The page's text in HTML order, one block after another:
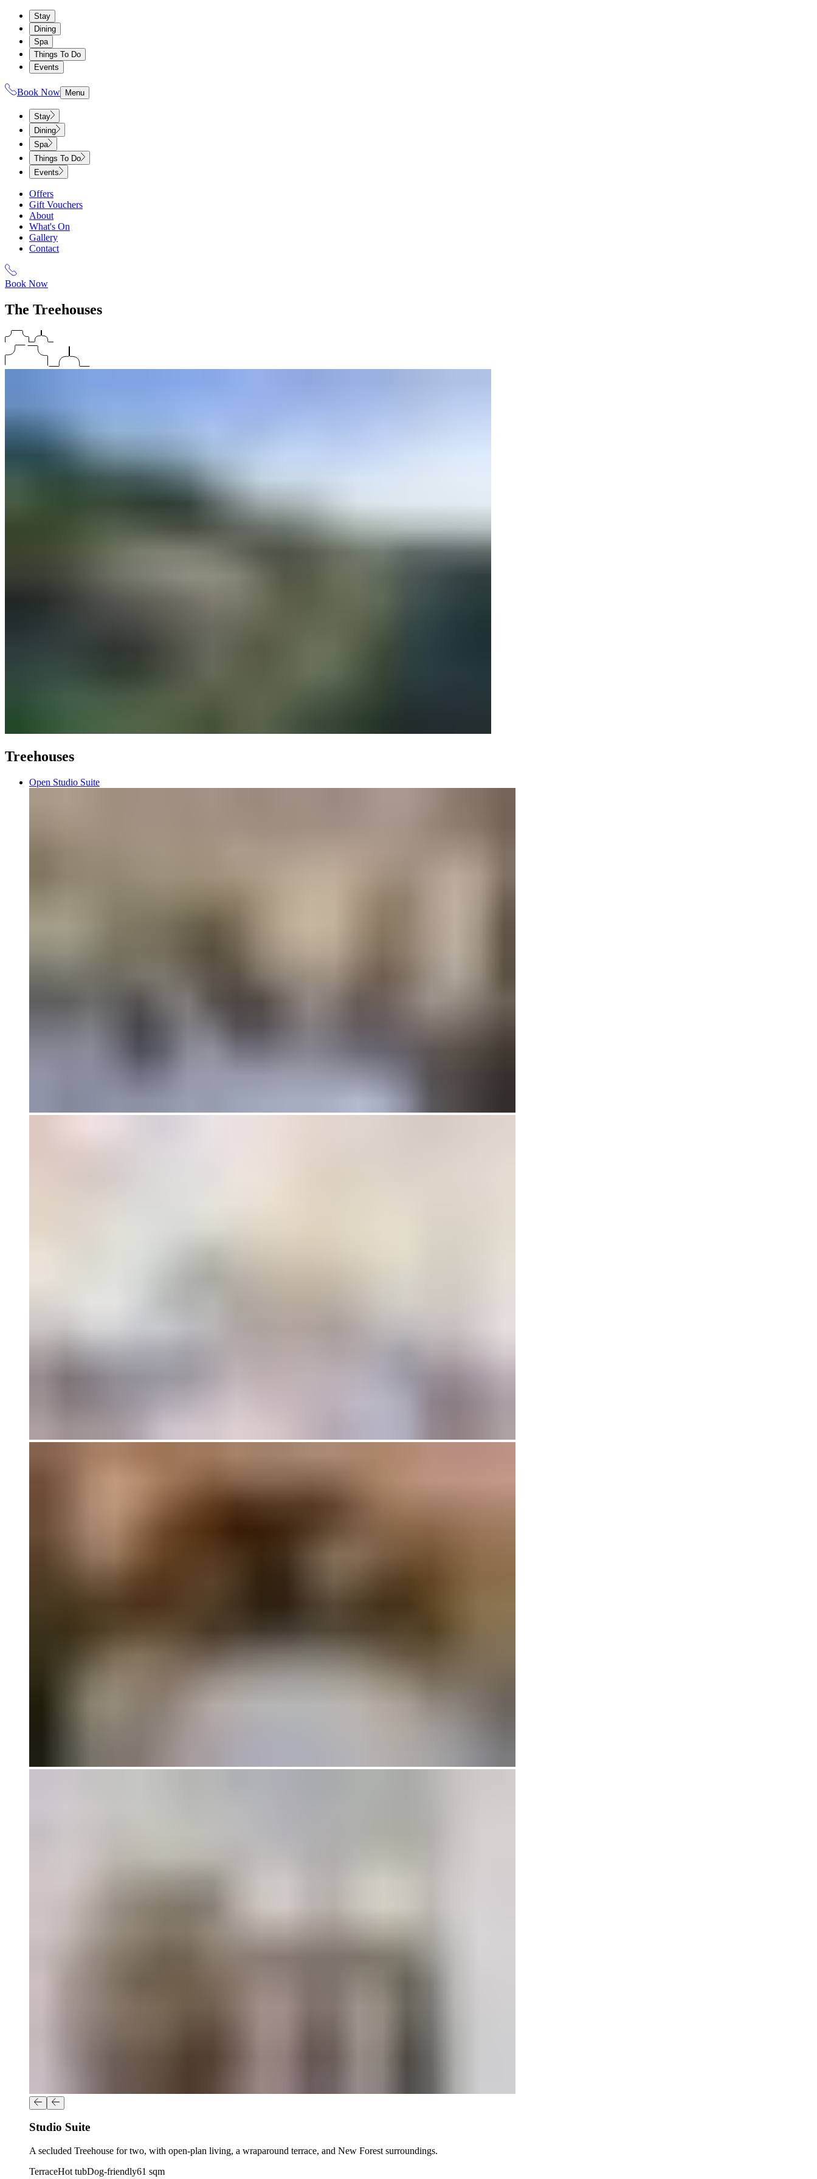
Stay
Dining
Spa
Things To Do
Events
Book Now Menu
Stay
Dining
Spa
Things To Do
Events
Offers
Gift Vouchers
About
What's On
Gallery
Contact
Book Now
The Treehouses​​​​‌ ‍ ​‍​‍‌‍ ‌ ​‍‌‍‍‌‌‍‌ ‌‍‍‌‌‍ ‍​‍​‍​ ‍‍​‍​‍‌ ​ ‌‍​‌‌‍ ‍‌‍‍‌‌ ‌​‌ ‍‌​‍ ‍‌‍‍‌‌‍ ​‍​‍​‍ ​​‍​‍‌‍‍​‌ ​‍‌‍‌‌‌‍‌‍​‍​‍​ ‍‍​‍​‍‌‍‍​‌ ‌​‌ ‌​‌ ​​‌ ​ ​ ‍‍​‍ ​‍ ‌‍ ​​‍ ‌‌‍​‌‌‍ ‍‌‍‌​​‍ ‌‌ ​‍​‍ ‌‌‍‍​‌‍ ‌ ‌​‌‍‌‌‌‍ ​‌ ​ ​‍ ‌‌ ​ ‌ ‌​‌ ‌‌‌‍‌​‌‍‍‌‌‍ ​‍ ‍‌ ‌‍‌‍‌‌‌ ​‍‌‍​ ‌‍‌‌‌‍ ​​‍ ‍‌‍​‌‌ ​​‌ ​​​‍ ‌‍‍‌‌‍ ‍‌ ‌​‌‍‌‌‌‍ ‍‌ ‌​​‍ ‌‍‌‌‌‍‌​‌‍‍‌‌ ‌​​‍ ‌‍ ‌‌‍ ‌‍‌​‌‍‌‌​ ‌‌ ​​‌ ​‍‌‍‌‌‌ ​ ‌‍‌‌‌‍ ‍‌ ‌​‌‍​‌‌ ‌​‌‍‍‌‌‍ ‌‍ ‍​ ‍ ‌‍‍‌‌‍‌​​ ‌​ ​‌‌‍‌‌‌‍‌​​ ‌‍‌‍‌‌‌‍‌​​ ‌​​ ​ ​‍ ‌​ ​​‌‍‌‍‌‍​‌​ ​​​‍ ‌​ ‌​​ ‌​​ ​‍​ ​‌​‍ ‌​ ‍​​ ​ ​ ‍​‌‍​ ​‍ ‌‌‍‌​​ ​ ‌‍​ ‌‍​‌​ ‌‍​ ‌​‌‍​‍‌‍‌​​ ‍‌​ ​‍​ ‌‍​ ​ ​ ‍ ‌ ‌​‌ ‍‌‌ ​​‌‍‌‌​ ‌‌‍‍​‌‍ ‌ ‌​‌‍‌‌‌‍ ​‌‌​ ‌‍‍‌‌ ‌​‌‍‌‌‌‌​​‌‍​‌‌‍‌ ‌‍‌‌​ ‍ ‌ ​​‌‍​‌‌ ‌​‌‍‍​​ ‌‌ ​​‌‍​‌‌‍‌ ‌‍‌‌‌​​‍‌ ‌‌‌‍‍‌‌‍ ​‌‍‌​‌‍‌‌‌ ​‍​‍‌‌​ ‌‌‌​​‍‌‌ ‌‍‍ ‌‍‌‌‌ ‍‌​‍‌‌​ ​ ‌​‌​​‍‌‌​ ​ ‌​‌​​‍‌‌​ ​‍​ ​‍‌‍‌‌​ ‌​​ ‍‌​ ​‍​ ‌‍‌‍‌‍​ ‌​​ ‌‍​ ‌‌​ ‌ ​ ​ ​ ‌ ​‍‌‌​ ​‍​ ​‍​‍‌‌​ ‌‌‌​‌​​‍ ‍‌‍‍​‌‍‌‌‌‍​‌‌‍‌​‌‍‍‌‌‍ ‍‌‍‌ ​ ‌‍​‍‌‍​‌‌ ​ ‌‍‌‌‌‌‌‌‌ ​‍‌‍ ​​ ‌‌‍‍​‌ ‌​‌ ‌​‌ ​​‌ ​ ​‍‌‌​ ​ ‌​​‌​‍‌‌​ ​‍‌​‌‍​‍‌‌​ ​‍‌​‌‍‌‍ ​​‍ ‌‌‍​‌‌‍ ‍‌‍‌​​‍ ‌‌ ​‍​‍ ‌‌‍‍​‌‍ ‌ ‌​‌‍‌‌‌‍ ​‌ ​ ​‍ ‌‌ ​ ‌ ‌​‌ ‌‌‌‍‌​‌‍‍‌‌‍ ​‍ ‍‌ ‌‍‌‍‌‌‌ ​‍‌‍​ ‌‍‌‌‌‍ ​​‍ ‍‌‍​‌‌ ​​‌ ​​​‍‌‍‌‍‍‌‌‍‌​​ ‌​ ​‌‌‍‌‌‌‍‌​​ ‌‍‌‍‌‌‌‍‌​​ ‌​​ ​ ​‍ ‌​ ​​‌‍‌‍‌‍​‌​ ​​​‍ ‌​ ‌​​ ‌​​ ​‍​ ​‌​‍ ‌​ ‍​​ ​ ​ ‍​‌‍​ ​‍ ‌‌‍‌​​ ​ ‌‍​ ‌‍​‌​ ‌‍​ ‌​‌‍​‍‌‍‌​​ ‍‌​ ​‍​ ‌‍​ ​ ​‍‌‍‌ ‌​‌ ‍‌‌ ​​‌‍‌‌​ ‌‌‍‍​‌‍ ‌ ‌​‌‍‌‌‌‍ ​‌‌​ ‌‍‍‌‌ ‌​‌‍‌‌‌‌​​‌‍​‌‌‍‌ ‌‍‌‌​‍‌‍‌ ​​‌‍​‌‌ ‌​‌‍‍​​ ‌‌ ​​‌‍​‌‌‍‌ ‌‍‌‌‌​​‍‌ ‌‌‌‍‍‌‌‍ ​‌‍‌​‌‍‌‌‌ ​‍​‍‌‌​ ‌‌‌​​‍‌‌ ‌‍‍ ‌‍‌‌‌ ‍‌​‍‌‌​ ​ ‌​‌​​‍‌‌​ ​ ‌​‌​​‍‌‌​ ​‍​ ​‍‌‍‌‌​ ‌​​ ‍‌​ ​‍​ ‌‍‌‍‌‍​ ‌​​ ‌‍​ ‌‌​ ‌ ​ ​ ​ ‌ ​‍‌‌​ ​‍​ ​‍​‍‌‌​ ‌‌‌​‌​​‍ ‍‌‍‍​‌‍‌‌‌‍​‌‌‍‌​‌‍‍‌‌‍ ‍‌‍‌ ​‍‌‍‌ ​​‌‍‌‌‌ ​‍‌ ​ ‌ ​​‌‍‌‌‌‍​ ‌ ‌​‌‍‍‌‌ ‌‍‌‍‌‌​ ‌‌ ​​‌ ‌‌‌‍​‍‌‍ ​‌‍‍‌‌ ​ ‌‍‍​‌‍‌‌‌‍‌​​‍​‍‌ ‌
Treehouses​​​​‌ ‍ ​‍​‍‌‍ ‌ ​‍‌‍‍‌‌‍‌ ‌‍‍‌‌‍ ‍​‍​‍​ ‍‍​‍​‍‌ ​ ‌‍​‌‌‍ ‍‌‍‍‌‌ ‌​‌ ‍‌​‍ ‍‌‍‍‌‌‍ ​‍​‍​‍ ​​‍​‍‌‍‍​‌ ​‍‌‍‌‌‌‍‌‍​‍​‍​ ‍‍​‍​‍‌‍‍​‌ ‌​‌ ‌​‌ ​​‌ ​ ​ ‍‍​‍ ​‍ ‌‍ ​​‍ ‌‌‍​‌‌‍ ‍‌‍‌​​‍ ‌‌ ​‍​‍ ‌‌‍‍​‌‍ ‌ ‌​‌‍‌‌‌‍ ​‌ ​ ​‍ ‌‌ ​ ‌ ‌​‌ ‌‌‌‍‌​‌‍‍‌‌‍ ​‍ ‍‌ ‌‍‌‍‌‌‌ ​‍‌‍​ ‌‍‌‌‌‍ ​​‍ ‍‌‍​‌‌ ​​‌ ​​​‍ ‌‍‍‌‌‍ ‍‌ ‌​‌‍‌‌‌‍ ‍‌ ‌​​‍ ‌‍‌‌‌‍‌​‌‍‍‌‌ ‌​​‍ ‌‍ ‌‌‍ ‌‍‌​‌‍‌‌​ ‌‌ ​​‌ ​‍‌‍‌‌‌ ​ ‌‍‌‌‌‍ ‍‌ ‌​‌‍​‌‌ ‌​‌‍‍‌‌‍ ‌‍ ‍​ ‍ ‌‍‍‌‌‍‌​​ ‌​ ​‌‌‍‌‌‌‍‌​​ ‌‍‌‍‌‌‌‍‌​​ ‌​​ ​ ​‍ ‌​ ​​‌‍‌‍‌‍​‌​ ​​​‍ ‌​ ‌​​ ‌​​ ​‍​ ​‌​‍ ‌​ ‍​​ ​ ​ ‍​‌‍​ ​‍ ‌‌‍‌​​ ​ ‌‍​ ‌‍​‌​ ‌‍​ ‌​‌‍​‍‌‍‌​​ ‍‌​ ​‍​ ‌‍​ ​ ​ ‍ ‌ ‌​‌ ‍‌‌ ​​‌‍‌‌​ ‌‌‍‍​‌‍ ‌ ‌​‌‍‌‌‌‍ ​‌‌​ ‌‍‍‌‌ ‌​‌‍‌‌‌‌​​‌‍​‌‌‍‌ ‌‍‌‌​ ‍ ‌ ​​‌‍​‌‌ ‌​‌‍‍​​ ‌‌ ​​‌‍​‌‌‍‌ ‌‍‌‌‌​​‍‌ ‌‌‌‍‍‌‌‍ ​‌‍‌​‌‍‌‌‌ ​‍​‍‌‌​ ‌‌‌​​‍‌‌ ‌‍‍ ‌‍‌‌‌ ‍‌​‍‌‌​ ​ ‌​‌​​‍‌‌​ ​ ‌​‌​​‍‌‌​ ​‍​ ​‍​ ​​​ ‌​​ ‌ ​ ‌ ​ ‌‌​ ‍‌​ ​‌‌‍‌‍‌‍​‍​ ‌​​ ‌‍‌‍‌‌​‍‌‌​ ​‍​ ​‍​‍‌‌​ ‌‌‌​‌​​‍ ‍‌ ​ ‌‍‌‌‌‍​ ‌ ‌​‌‍‍‌‌‍ ‌‍ ‍‌ ​ ​‍‌‌​ ‌‌‌​​‍‌‌ ‌‍‍ ‌‍‌‌‌ ‍‌​‍‌‌​ ​ ‌​‌​​‍‌‌​ ​ ‌​‌​​‍‌‌​ ​‍​ ​‍‌‍‌‌‌‍​‌‌‍‌​‌‍‌‌‌‍‌​​ ​​​ ‌​​ ‌ ​ ‌‌​ ​‍‌‍‌​‌‍​‍​‍‌‌​ ​‍​ ​‍​‍‌‌​ ‌‌‌​‌​​‍ ‍‌ ​ ‌‍‌‌‌‍​ ‌ ‌​‌‍‍‌‌‍ ‌‍ ‍‌‌‌​‌‍‍‌‌ ‌​‌‍ ​‌‍‌‌​ ‌‍​‍‌‍​‌‌ ​ ‌‍‌‌‌‌‌‌‌ ​‍‌‍ ​​ ‌‌‍‍​‌ ‌​‌ ‌​‌ ​​‌ ​ ​‍‌‌​ ​ ‌​​‌​‍‌‌​ ​‍‌​‌‍​‍‌‌​ ​‍‌​‌‍‌‍ ​​‍ ‌‌‍​‌‌‍ ‍‌‍‌​​‍ ‌‌ ​‍​‍ ‌‌‍‍​‌‍ ‌ ‌​‌‍‌‌‌‍ ​‌ ​ ​‍ ‌‌ ​ ‌ ‌​‌ ‌‌‌‍‌​‌‍‍‌‌‍ ​‍ ‍‌ ‌‍‌‍‌‌‌ ​‍‌‍​ ‌‍‌‌‌‍ ​​‍ ‍‌‍​‌‌ ​​‌ ​​​‍‌‍‌‍‍‌‌‍‌​​ ‌​ ​‌‌‍‌‌‌‍‌​​ ‌‍‌‍‌‌‌‍‌​​ ‌​​ ​ ​‍ ‌​ ​​‌‍‌‍‌‍​‌​ ​​​‍ ‌​ ‌​​ ‌​​ ​‍​ ​‌​‍ ‌​ ‍​​ ​ ​ ‍​‌‍​ ​‍ ‌‌‍‌​​ ​ ‌‍​ ‌‍​‌​ ‌‍​ ‌​‌‍​‍‌‍‌​​ ‍‌​ ​‍​ ‌‍​ ​ ​‍‌‍‌ ‌​‌ ‍‌‌ ​​‌‍‌‌​ ‌‌‍‍​‌‍ ‌ ‌​‌‍‌‌‌‍ ​‌‌​ ‌‍‍‌‌ ‌​‌‍‌‌‌‌​​‌‍​‌‌‍‌ ‌‍‌‌​‍‌‍‌ ​​‌‍​‌‌ ‌​‌‍‍​​ ‌‌ ​​‌‍​‌‌‍‌ ‌‍‌‌‌​​‍‌ ‌‌‌‍‍‌‌‍ ​‌‍‌​‌‍‌‌‌ ​‍​‍‌‌​ ‌‌‌​​‍‌‌ ‌‍‍ ‌‍‌‌‌ ‍‌​‍‌‌​ ​ ‌​‌​​‍‌‌​ ​ ‌​‌​​‍‌‌​ ​‍​ ​‍​ ​​​ ‌​​ ‌ ​ ‌ ​ ‌‌​ ‍‌​ ​‌‌‍‌‍‌‍​‍​ ‌​​ ‌‍‌‍‌‌​‍‌‌​ ​‍​ ​‍​‍‌‌​ ‌‌‌​‌​​‍ ‍‌ ​ ‌‍‌‌‌‍​ ‌ ‌​‌‍‍‌‌‍ ‌‍ ‍‌ ​ ​‍‌‌​ ‌‌‌​​‍‌‌ ‌‍‍ ‌‍‌‌‌ ‍‌​‍‌‌​ ​ ‌​‌​​‍‌‌​ ​ ‌​‌​​‍‌‌​ ​‍​ ​‍‌‍‌‌‌‍​‌‌‍‌​‌‍‌‌‌‍‌​​ ​​​ ‌​​ ‌ ​ ‌‌​ ​‍‌‍‌​‌‍​‍​‍‌‌​ ​‍​ ​‍​‍‌‌​ ‌‌‌​‌​​‍ ‍‌ ​ ‌‍‌‌‌‍​ ‌ ‌​‌‍‍‌‌‍ ‌‍ ‍‌‌‌​‌‍‍‌‌ ‌​‌‍ ​‌‍‌‌​‍‌‍‌ ​​‌‍‌‌‌ ​‍‌ ​ ‌ ​​‌‍‌‌‌‍​ ‌ ‌​‌‍‍‌‌ ‌‍‌‍‌‌​ ‌‌ ​​‌ ‌‌‌‍​‍‌‍ ​‌‍‍‌‌ ​ ‌‍‍​‌‍‌‌‌‍‌​​‍​‍‌ ‌
Open Studio Suite
Studio Suite​​​​‌ ‍ ​‍​‍‌‍ ‌ ​‍‌‍‍‌‌‍‌ ‌‍‍‌‌‍ ‍​‍​‍​ ‍‍​‍​‍‌ ​ ‌‍​‌‌‍ ‍‌‍‍‌‌ ‌​‌ ‍‌​‍ ‍‌‍‍‌‌‍ ​‍​‍​‍ ​​‍​‍‌‍‍​‌ ​‍‌‍‌‌‌‍‌‍​‍​‍​ ‍‍​‍​‍‌‍‍​‌ ‌​‌ ‌​‌ ​​‌ ​ ​ ‍‍​‍ ​‍ ‌‍ ​​‍ ‌‌‍​‌‌‍ ‍‌‍‌​​‍ ‌‌ ​‍​‍ ‌‌‍‍​‌‍ ‌ ‌​‌‍‌‌‌‍ ​‌ ​ ​‍ ‌‌ ​ ‌ ‌​‌ ‌‌‌‍‌​‌‍‍‌‌‍ ​‍ ‍‌ ‌‍‌‍‌‌‌ ​‍‌‍​ ‌‍‌‌‌‍ ​​‍ ‍‌‍​‌‌ ​​‌ ​​​‍ ‌‍‍‌‌‍ ‍‌ ‌​‌‍‌‌‌‍ ‍‌ ‌​​‍ ‌‍‌‌‌‍‌​‌‍‍‌‌ ‌​​‍ ‌‍ ‌‌‍ ‌‍‌​‌‍‌‌​ ‌‌ ​​‌ ​‍‌‍‌‌‌ ​ ‌‍‌‌‌‍ ‍‌ ‌​‌‍​‌‌ ‌​‌‍‍‌‌‍ ‌‍ ‍​ ‍ ‌‍‍‌‌‍‌​​ ‌​ ​ ​ ‌‍​ ​​‌‍‌‌‌‍​‍​ ‍​‌‍‌​​ ​ ​‍ ‌​ ‍​‌‍‌​‌‍‌‍‌‍​‍​‍ ‌​ ‌​​ ‌‍‌‍​‍‌‍‌‍​‍ ‌‌‍​‍‌‍​‌​ ‍​​ ​​​‍ ‌​ ‌‌​ ‌ ‌‍‌‌‌‍​ ​ ‌​‌‍​ ​ ​‌​ ‌‍​ ​ ‌‍‌‍​ ​‌‌‍‌‍​ ‍ ‌ ‌​‌ ‍‌‌ ​​‌‍‌‌​ ‌‌‍‍​‌‍ ‌ ‌​‌‍‌‌‌‍ ​‌‌​‍‌‍ ‌‍ ‌‍ ‌‌‌​ ‌ ‌‌‌‍‍‌‌ ‌​‌‍‌‌​ ‍ ‌ ​​‌‍​‌‌ ‌​‌‍‍​​ ‌‌ ‌​‌‍‍‌‌ ‌​‌‍ ​‌‍‌‌​ ‌‍​‍‌‍​‌‌ ​ ‌‍‌‌‌‌‌‌‌ ​‍‌‍ ​​ ‌‌‍‍​‌ ‌​‌ ‌​‌ ​​‌ ​ ​‍‌‌​ ​ ‌​​‌​‍‌‌​ ​‍‌​‌‍​‍‌‌​ ​‍‌​‌‍‌‍ ​​‍ ‌‌‍​‌‌‍ ‍‌‍‌​​‍ ‌‌ ​‍​‍ ‌‌‍‍​‌‍ ‌ ‌​‌‍‌‌‌‍ ​‌ ​ ​‍ ‌‌ ​ ‌ ‌​‌ ‌‌‌‍‌​‌‍‍‌‌‍ ​‍ ‍‌ ‌‍‌‍‌‌‌ ​‍‌‍​ ‌‍‌‌‌‍ ​​‍ ‍‌‍​‌‌ ​​‌ ​​​‍‌‍‌‍‍‌‌‍‌​​ ‌​ ​ ​ ‌‍​ ​​‌‍‌‌‌‍​‍​ ‍​‌‍‌​​ ​ ​‍ ‌​ ‍​‌‍‌​‌‍‌‍‌‍​‍​‍ ‌​ ‌​​ ‌‍‌‍​‍‌‍‌‍​‍ ‌‌‍​‍‌‍​‌​ ‍​​ ​​​‍ ‌​ ‌‌​ ‌ ‌‍‌‌‌‍​ ​ ‌​‌‍​ ​ ​‌​ ‌‍​ ​ ‌‍‌‍​ ​‌‌‍‌‍​‍‌‍‌ ‌​‌ ‍‌‌ ​​‌‍‌‌​ ‌‌‍‍​‌‍ ‌ ‌​‌‍‌‌‌‍ ​‌‌​‍‌‍ ‌‍ ‌‍ ‌‌‌​ ‌ ‌‌‌‍‍‌‌ ‌​‌‍‌‌​‍‌‍‌ ​​‌‍​‌‌ ‌​‌‍‍​​ ‌‌ ‌​‌‍‍‌‌ ‌​‌‍ ​‌‍‌‌​‍‌‍‌ ​​‌‍‌‌‌ ​‍‌ ​ ‌ ​​‌‍‌‌‌‍​ ‌ ‌​‌‍‍‌‌ ‌‍‌‍‌‌​ ‌‌ ​​‌ ‌‌‌‍​‍‌‍ ​‌‍‍‌‌ ​ ‌‍‍​‌‍‌‌‌‍‌​​‍​‍‌ ‌
A secluded Treehouse for two, with open-plan living, a wraparound terrace, and New Forest surroundings.​​​​‌ ‍ ​‍​‍‌‍ ‌ ​‍‌‍‍‌‌‍‌ ‌‍‍‌‌‍ ‍​‍​‍​ ‍‍​‍​‍‌ ​ ‌‍​‌‌‍ ‍‌‍‍‌‌ ‌​‌ ‍‌​‍ ‍‌‍‍‌‌‍ ​‍​‍​‍ ​​‍​‍‌‍‍​‌ ​‍‌‍‌‌‌‍‌‍​‍​‍​ ‍‍​‍​‍‌‍‍​‌ ‌​‌ ‌​‌ ​​‌ ​ ​ ‍‍​‍ ​‍ ‌‍ ​​‍ ‌‌‍​‌‌‍ ‍‌‍‌​​‍ ‌‌ ​‍​‍ ‌‌‍‍​‌‍ ‌ ‌​‌‍‌‌‌‍ ​‌ ​ ​‍ ‌‌ ​ ‌ ‌​‌ ‌‌‌‍‌​‌‍‍‌‌‍ ​‍ ‍‌ ‌‍‌‍‌‌‌ ​‍‌‍​ ‌‍‌‌‌‍ ​​‍ ‍‌‍​‌‌ ​​‌ ​​​‍ ‌‍‍‌‌‍ ‍‌ ‌​‌‍‌‌‌‍ ‍‌ ‌​​‍ ‌‍‌‌‌‍‌​‌‍‍‌‌ ‌​​‍ ‌‍ ‌‌‍ ‌‍‌​‌‍‌‌​ ‌‌ ​​‌ ​‍‌‍‌‌‌ ​ ‌‍‌‌‌‍ ‍‌ ‌​‌‍​‌‌ ‌​‌‍‍‌‌‍ ‌‍ ‍​ ‍ ‌‍‍‌‌‍‌​​ ‌​ ​ ​ ‌‍​ ​​‌‍‌‌‌‍​‍​ ‍​‌‍‌​​ ​ ​‍ ‌​ ‍​‌‍‌​‌‍‌‍‌‍​‍​‍ ‌​ ‌​​ ‌‍‌‍​‍‌‍‌‍​‍ ‌‌‍​‍‌‍​‌​ ‍​​ ​​​‍ ‌​ ‌‌​ ‌ ‌‍‌‌‌‍​ ​ ‌​‌‍​ ​ ​‌​ ‌‍​ ​ ‌‍‌‍​ ​‌‌‍‌‍​ ‍ ‌ ‌​‌ ‍‌‌ ​​‌‍‌‌​ ‌‌‍‍​‌‍ ‌ ‌​‌‍‌‌‌‍ ​‌‌​‍‌‍ ‌‍ ‌‍ ‌‌‌​ ‌ ‌‌‌‍‍‌‌ ‌​‌‍‌‌​ ‍ ‌ ​​‌‍​‌‌ ‌​‌‍‍​​ ‌‌‍‌‌‌ ‍​‌ ‌​‌ ​‍‌‍​‌‌‍​ ‌ ‌​​ ‌‍​‍‌‍​‌‌ ​ ‌‍‌‌‌‌‌‌‌ ​‍‌‍ ​​ ‌‌‍‍​‌ ‌​‌ ‌​‌ ​​‌ ​ ​‍‌‌​ ​ ‌​​‌​‍‌‌​ ​‍‌​‌‍​‍‌‌​ ​‍‌​‌‍‌‍ ​​‍ ‌‌‍​‌‌‍ ‍‌‍‌​​‍ ‌‌ ​‍​‍ ‌‌‍‍​‌‍ ‌ ‌​‌‍‌‌‌‍ ​‌ ​ ​‍ ‌‌ ​ ‌ ‌​‌ ‌‌‌‍‌​‌‍‍‌‌‍ ​‍ ‍‌ ‌‍‌‍‌‌‌ ​‍‌‍​ ‌‍‌‌‌‍ ​​‍ ‍‌‍​‌‌ ​​‌ ​​​‍‌‍‌‍‍‌‌‍‌​​ ‌​ ​ ​ ‌‍​ ​​‌‍‌‌‌‍​‍​ ‍​‌‍‌​​ ​ ​‍ ‌​ ‍​‌‍‌​‌‍‌‍‌‍​‍​‍ ‌​ ‌​​ ‌‍‌‍​‍‌‍‌‍​‍ ‌‌‍​‍‌‍​‌​ ‍​​ ​​​‍ ‌​ ‌‌​ ‌ ‌‍‌‌‌‍​ ​ ‌​‌‍​ ​ ​‌​ ‌‍​ ​ ‌‍‌‍​ ​‌‌‍‌‍​‍‌‍‌ ‌​‌ ‍‌‌ ​​‌‍‌‌​ ‌‌‍‍​‌‍ ‌ ‌​‌‍‌‌‌‍ ​‌‌​‍‌‍ ‌‍ ‌‍ ‌‌‌​ ‌ ‌‌‌‍‍‌‌ ‌​‌‍‌‌​‍‌‍‌ ​​‌‍​‌‌ ‌​‌‍‍​​ ‌‌‍‌‌‌ ‍​‌ ‌​‌ ​‍‌‍​‌‌‍​ ‌ ‌​​‍‌‍‌ ​​‌‍‌‌‌ ​‍‌ ​ ‌ ​​‌‍‌‌‌‍​ ‌ ‌​‌‍‍‌‌ ‌‍‌‍‌‌​ ‌‌ ​​‌ ‌‌‌‍​‍‌‍ ​‌‍‍‌‌ ​ ‌‍‍​‌‍‌‌‌‍‌​​‍​‍‌ ‌
Terrace​​​​‌ ‍ ​‍​‍‌‍ ‌ ​‍‌‍‍‌‌‍‌ ‌‍‍‌‌‍ ‍​‍​‍​ ‍‍​‍​‍‌ ​ ‌‍​‌‌‍ ‍‌‍‍‌‌ ‌​‌ ‍‌​‍ ‍‌‍‍‌‌‍ ​‍​‍​‍ ​​‍​‍‌‍‍​‌ ​‍‌‍‌‌‌‍‌‍​‍​‍​ ‍‍​‍​‍‌‍‍​‌ ‌​‌ ‌​‌ ​​‌ ​ ​ ‍‍​‍ ​‍ ‌‍ ​​‍ ‌‌‍​‌‌‍ ‍‌‍‌​​‍ ‌‌ ​‍​‍ ‌‌‍‍​‌‍ ‌ ‌​‌‍‌‌‌‍ ​‌ ​ ​‍ ‌‌ ​ ‌ ‌​‌ ‌‌‌‍‌​‌‍‍‌‌‍ ​‍ ‍‌ ‌‍‌‍‌‌‌ ​‍‌‍​ ‌‍‌‌‌‍ ​​‍ ‍‌‍​‌‌ ​​‌ ​​​‍ ‌‍‍‌‌‍ ‍‌ ‌​‌‍‌‌‌‍ ‍‌ ‌​​‍ ‌‍‌‌‌‍‌​‌‍‍‌‌ ‌​​‍ ‌‍ ‌‌‍ ‌‍‌​‌‍‌‌​ ‌‌ ​​‌ ​‍‌‍‌‌‌ ​ ‌‍‌‌‌‍ ‍‌ ‌​‌‍​‌‌ ‌​‌‍‍‌‌‍ ‌‍ ‍​ ‍ ‌‍‍‌‌‍‌​​ ‌​ ‌ ‌‍​‌‌‍‌​‌‍​‍​ ​ ​ ‌‍​ ​‍‌‍​ ​‍ ‌​ ​ ​ ‌‌​ ​‍​ ​ ​‍ ‌​ ‌​‌‍​‌​ ‌​​ ‌‌​‍ ‌​ ‍​‌‍​ ‌‍​ ​ ​‍​‍ ‌​ ‌‌‌‍​‍​ ​​​ ‍​​ ​ ​ ​‌​ ‍​​ ​ ‌‍​ ‌‍‌‌‌‍​‌​ ​‍​ ‍ ‌ ‌​‌ ‍‌‌ ​​‌‍‌‌​ ‌‌‍‍​‌‍ ‌ ‌​‌‍‌‌‌‍ ​‌‌​‍‌‍ ‌‍ ‌‍ ‌‌‌​ ‌ ‌‌‌‍‍‌‌ ‌​‌‍‌‌‌​​‌‌‍ ‌‌‍‌‌‌‍ ‍‌‍‍‌‌ ‌​‌ ‍‌​ ‍ ‌ ​​‌‍​‌‌ ‌​‌‍‍​​ ‌‌ ‌​‌‍‍‌‌ ‌​‌‍ ​‌‍‌‌​ ‌‍​‍‌‍​‌‌ ​ ‌‍‌‌‌‌‌‌‌ ​‍‌‍ ​​ ‌‌‍‍​‌ ‌​‌ ‌​‌ ​​‌ ​ ​‍‌‌​ ​ ‌​​‌​‍‌‌​ ​‍‌​‌‍​‍‌‌​ ​‍‌​‌‍‌‍ ​​‍ ‌‌‍​‌‌‍ ‍‌‍‌​​‍ ‌‌ ​‍​‍ ‌‌‍‍​‌‍ ‌ ‌​‌‍‌‌‌‍ ​‌ ​ ​‍ ‌‌ ​ ‌ ‌​‌ ‌‌‌‍‌​‌‍‍‌‌‍ ​‍ ‍‌ ‌‍‌‍‌‌‌ ​‍‌‍​ ‌‍‌‌‌‍ ​​‍ ‍‌‍​‌‌ ​​‌ ​​​‍‌‍‌‍‍‌‌‍‌​​ ‌​ ‌ ‌‍​‌‌‍‌​‌‍​‍​ ​ ​ ‌‍​ ​‍‌‍​ ​‍ ‌​ ​ ​ ‌‌​ ​‍​ ​ ​‍ ‌​ ‌​‌‍​‌​ ‌​​ ‌‌​‍ ‌​ ‍​‌‍​ ‌‍​ ​ ​‍​‍ ‌​ ‌‌‌‍​‍​ ​​​ ‍​​ ​ ​ ​‌​ ‍​​ ​ ‌‍​ ‌‍‌‌‌‍​‌​ ​‍​‍‌‍‌ ‌​‌ ‍‌‌ ​​‌‍‌‌​ ‌‌‍‍​‌‍ ‌ ‌​‌‍‌‌‌‍ ​‌‌​‍‌‍ ‌‍ ‌‍ ‌‌‌​ ‌ ‌‌‌‍‍‌‌ ‌​‌‍‌‌‌​​‌‌‍ ‌‌‍‌‌‌‍ ‍‌‍‍‌‌ ‌​‌ ‍‌​‍‌‍‌ ​​‌‍​‌‌ ‌​‌‍‍​​ ‌‌ ‌​‌‍‍‌‌ ‌​‌‍ ​‌‍‌‌​‍‌‍‌ ​​‌‍‌‌‌ ​‍‌ ​ ‌ ​​‌‍‌‌‌‍​ ‌ ‌​‌‍‍‌‌ ‌‍‌‍‌‌​ ‌‌ ​​‌ ‌‌‌‍​‍‌‍ ​‌‍‍‌‌ ​ ‌‍‍​‌‍‌‌‌‍‌​​‍​‍‌ ‌Hot tub​​​​‌ ‍ ​‍​‍‌‍ ‌ ​‍‌‍‍‌‌‍‌ ‌‍‍‌‌‍ ‍​‍​‍​ ‍‍​‍​‍‌ ​ ‌‍​‌‌‍ ‍‌‍‍‌‌ ‌​‌ ‍‌​‍ ‍‌‍‍‌‌‍ ​‍​‍​‍ ​​‍​‍‌‍‍​‌ ​‍‌‍‌‌‌‍‌‍​‍​‍​ ‍‍​‍​‍‌‍‍​‌ ‌​‌ ‌​‌ ​​‌ ​ ​ ‍‍​‍ ​‍ ‌‍ ​​‍ ‌‌‍​‌‌‍ ‍‌‍‌​​‍ ‌‌ ​‍​‍ ‌‌‍‍​‌‍ ‌ ‌​‌‍‌‌‌‍ ​‌ ​ ​‍ ‌‌ ​ ‌ ‌​‌ ‌‌‌‍‌​‌‍‍‌‌‍ ​‍ ‍‌ ‌‍‌‍‌‌‌ ​‍‌‍​ ‌‍‌‌‌‍ ​​‍ ‍‌‍​‌‌ ​​‌ ​​​‍ ‌‍‍‌‌‍ ‍‌ ‌​‌‍‌‌‌‍ ‍‌ ‌​​‍ ‌‍‌‌‌‍‌​‌‍‍‌‌ ‌​​‍ ‌‍ ‌‌‍ ‌‍‌​‌‍‌‌​ ‌‌ ​​‌ ​‍‌‍‌‌‌ ​ ‌‍‌‌‌‍ ‍‌ ‌​‌‍​‌‌ ‌​‌‍‍‌‌‍ ‌‍ ‍​ ‍ ‌‍‍‌‌‍‌​​ ‌‌‍‌‍‌‍​‌​ ​​‌‍​‌​ ‍​​ ​​​ ​ ​ ‍​​‍ ‌​ ‍‌‌‍​‍​ ​ ​ ​​​‍ ‌​ ‌​‌‍‌‌‌‍‌‍​ ‌‍​‍ ‌‌‍​‌‌‍‌‌​ ‌ ​ ​​​‍ ‌​ ‍‌‌‍​ ​ ​‌​ ‌ ‌‍‌‌​ ‍​​ ‍‌‌‍​ ‌‍​‌​ ‍​‌‍​ ​ ‌‌​ ‍ ‌ ‌​‌ ‍‌‌ ​​‌‍‌‌​ ‌‌‍‍​‌‍ ‌ ‌​‌‍‌‌‌‍ ​‌‌​‍‌‍ ‌‍ ‌‍ ‌‌‌​ ‌ ‌‌‌‍‍‌‌ ‌​‌‍‌‌‌​​‌‌‍ ‌‌‍‌‌‌‍ ‍‌‍‍‌‌ ‌​‌ ‍‌​ ‍ ‌ ​​‌‍​‌‌ ‌​‌‍‍​​ ‌‌ ‌​‌‍‍‌‌ ‌​‌‍ ​‌‍‌‌​ ‌‍​‍‌‍​‌‌ ​ ‌‍‌‌‌‌‌‌‌ ​‍‌‍ ​​ ‌‌‍‍​‌ ‌​‌ ‌​‌ ​​‌ ​ ​‍‌‌​ ​ ‌​​‌​‍‌‌​ ​‍‌​‌‍​‍‌‌​ ​‍‌​‌‍‌‍ ​​‍ ‌‌‍​‌‌‍ ‍‌‍‌​​‍ ‌‌ ​‍​‍ ‌‌‍‍​‌‍ ‌ ‌​‌‍‌‌‌‍ ​‌ ​ ​‍ ‌‌ ​ ‌ ‌​‌ ‌‌‌‍‌​‌‍‍‌‌‍ ​‍ ‍‌ ‌‍‌‍‌‌‌ ​‍‌‍​ ‌‍‌‌‌‍ ​​‍ ‍‌‍​‌‌ ​​‌ ​​​‍‌‍‌‍‍‌‌‍‌​​ ‌‌‍‌‍‌‍​‌​ ​​‌‍​‌​ ‍​​ ​​​ ​ ​ ‍​​‍ ‌​ ‍‌‌‍​‍​ ​ ​ ​​​‍ ‌​ ‌​‌‍‌‌‌‍‌‍​ ‌‍​‍ ‌‌‍​‌‌‍‌‌​ ‌ ​ ​​​‍ ‌​ ‍‌‌‍​ ​ ​‌​ ‌ ‌‍‌‌​ ‍​​ ‍‌‌‍​ ‌‍​‌​ ‍​‌‍​ ​ ‌‌​‍‌‍‌ ‌​‌ ‍‌‌ ​​‌‍‌‌​ ‌‌‍‍​‌‍ ‌ ‌​‌‍‌‌‌‍ ​‌‌​‍‌‍ ‌‍ ‌‍ ‌‌‌​ ‌ ‌‌‌‍‍‌‌ ‌​‌‍‌‌‌​​‌‌‍ ‌‌‍‌‌‌‍ ‍‌‍‍‌‌ ‌​‌ ‍‌​‍‌‍‌ ​​‌‍​‌‌ ‌​‌‍‍​​ ‌‌ ‌​‌‍‍‌‌ ‌​‌‍ ​‌‍‌‌​‍‌‍‌ ​​‌‍‌‌‌ ​‍‌ ​ ‌ ​​‌‍‌‌‌‍​ ‌ ‌​‌‍‍‌‌ ‌‍‌‍‌‌​ ‌‌ ​​‌ ‌‌‌‍​‍‌‍ ​‌‍‍‌‌ ​ ‌‍‍​‌‍‌‌‌‍‌​​‍​‍‌ ‌Dog-friendly​​​​‌ ‍ ​‍​‍‌‍ ‌ ​‍‌‍‍‌‌‍‌ ‌‍‍‌‌‍ ‍​‍​‍​ ‍‍​‍​‍‌ ​ ‌‍​‌‌‍ ‍‌‍‍‌‌ ‌​‌ ‍‌​‍ ‍‌‍‍‌‌‍ ​‍​‍​‍ ​​‍​‍‌‍‍​‌ ​‍‌‍‌‌‌‍‌‍​‍​‍​ ‍‍​‍​‍‌‍‍​‌ ‌​‌ ‌​‌ ​​‌ ​ ​ ‍‍​‍ ​‍ ‌‍ ​​‍ ‌‌‍​‌‌‍ ‍‌‍‌​​‍ ‌‌ ​‍​‍ ‌‌‍‍​‌‍ ‌ ‌​‌‍‌‌‌‍ ​‌ ​ ​‍ ‌‌ ​ ‌ ‌​‌ ‌‌‌‍‌​‌‍‍‌‌‍ ​‍ ‍‌ ‌‍‌‍‌‌‌ ​‍‌‍​ ‌‍‌‌‌‍ ​​‍ ‍‌‍​‌‌ ​​‌ ​​​‍ ‌‍‍‌‌‍ ‍‌ ‌​‌‍‌‌‌‍ ‍‌ ‌​​‍ ‌‍‌‌‌‍‌​‌‍‍‌‌ ‌​​‍ ‌‍ ‌‌‍ ‌‍‌​‌‍‌‌​ ‌‌ ​​‌ ​‍‌‍‌‌‌ ​ ‌‍‌‌‌‍ ‍‌ ‌​‌‍​‌‌ ‌​‌‍‍‌‌‍ ‌‍ ‍​ ‍ ‌‍‍‌‌‍‌​​ ‌​ ​​‌‍‌‍​ ‌​​ ​ ‌‍​‍​ ‍​​ ​ ​ ‌​​‍ ‌​ ‌‍‌‍‌‍​ ​‍‌‍​ ​‍ ‌​ ‌​‌‍​‌‌‍‌‌‌‍‌‌​‍ ‌​ ‍​​ ​‍​ ‌ ‌‍​‍​‍ ‌‌‍‌‍‌‍‌‍‌‍​‌‌‍​‌​ ‌‍​ ‌​‌‍‌‍‌‍​ ​ ‌‍​ ‍‌​ ‌​​ ​‍​ ‍ ‌ ‌​‌ ‍‌‌ ​​‌‍‌‌​ ‌‌‍‍​‌‍ ‌ ‌​‌‍‌‌‌‍ ​‌‌​‍‌‍ ‌‍ ‌‍ ‌‌‌​ ‌ ‌‌‌‍‍‌‌ ‌​‌‍‌‌‌​​‌‌‍ ‌‌‍‌‌‌‍ ‍‌‍‍‌‌ ‌​‌ ‍‌​ ‍ ‌ ​​‌‍​‌‌ ‌​‌‍‍​​ ‌‌ ‌​‌‍‍‌‌ ‌​‌‍ ​‌‍‌‌​ ‌‍​‍‌‍​‌‌ ​ ‌‍‌‌‌‌‌‌‌ ​‍‌‍ ​​ ‌‌‍‍​‌ ‌​‌ ‌​‌ ​​‌ ​ ​‍‌‌​ ​ ‌​​‌​‍‌‌​ ​‍‌​‌‍​‍‌‌​ ​‍‌​‌‍‌‍ ​​‍ ‌‌‍​‌‌‍ ‍‌‍‌​​‍ ‌‌ ​‍​‍ ‌‌‍‍​‌‍ ‌ ‌​‌‍‌‌‌‍ ​‌ ​ ​‍ ‌‌ ​ ‌ ‌​‌ ‌‌‌‍‌​‌‍‍‌‌‍ ​‍ ‍‌ ‌‍‌‍‌‌‌ ​‍‌‍​ ‌‍‌‌‌‍ ​​‍ ‍‌‍​‌‌ ​​‌ ​​​‍‌‍‌‍‍‌‌‍‌​​ ‌​ ​​‌‍‌‍​ ‌​​ ​ ‌‍​‍​ ‍​​ ​ ​ ‌​​‍ ‌​ ‌‍‌‍‌‍​ ​‍‌‍​ ​‍ ‌​ ‌​‌‍​‌‌‍‌‌‌‍‌‌​‍ ‌​ ‍​​ ​‍​ ‌ ‌‍​‍​‍ ‌‌‍‌‍‌‍‌‍‌‍​‌‌‍​‌​ ‌‍​ ‌​‌‍‌‍‌‍​ ​ ‌‍​ ‍‌​ ‌​​ ​‍​‍‌‍‌ ‌​‌ ‍‌‌ ​​‌‍‌‌​ ‌‌‍‍​‌‍ ‌ ‌​‌‍‌‌‌‍ ​‌‌​‍‌‍ ‌‍ ‌‍ ‌‌‌​ ‌ ‌‌‌‍‍‌‌ ‌​‌‍‌‌‌​​‌‌‍ ‌‌‍‌‌‌‍ ‍‌‍‍‌‌ ‌​‌ ‍‌​‍‌‍‌ ​​‌‍​‌‌ ‌​‌‍‍​​ ‌‌ ‌​‌‍‍‌‌ ‌​‌‍ ​‌‍‌‌​‍‌‍‌ ​​‌‍‌‌‌ ​‍‌ ​ ‌ ​​‌‍‌‌‌‍​ ‌ ‌​‌‍‍‌‌ ‌‍‌‍‌‌​ ‌‌ ​​‌ ‌‌‌‍​‍‌‍ ​‌‍‍‌‌ ​ ‌‍‍​‌‍‌‌‌‍‌​​‍​‍‌ ‌61 sqm​​​​‌ ‍ ​‍​‍‌‍ ‌ ​‍‌‍‍‌‌‍‌ ‌‍‍‌‌‍ ‍​‍​‍​ ‍‍​‍​‍‌ ​ ‌‍​‌‌‍ ‍‌‍‍‌‌ ‌​‌ ‍‌​‍ ‍‌‍‍‌‌‍ ​‍​‍​‍ ​​‍​‍‌‍‍​‌ ​‍‌‍‌‌‌‍‌‍​‍​‍​ ‍‍​‍​‍‌‍‍​‌ ‌​‌ ‌​‌ ​​‌ ​ ​ ‍‍​‍ ​‍ ‌‍ ​​‍ ‌‌‍​‌‌‍ ‍‌‍‌​​‍ ‌‌ ​‍​‍ ‌‌‍‍​‌‍ ‌ ‌​‌‍‌‌‌‍ ​‌ ​ ​‍ ‌‌ ​ ‌ ‌​‌ ‌‌‌‍‌​‌‍‍‌‌‍ ​‍ ‍‌ ‌‍‌‍‌‌‌ ​‍‌‍​ ‌‍‌‌‌‍ ​​‍ ‍‌‍​‌‌ ​​‌ ​​​‍ ‌‍‍‌‌‍ ‍‌ ‌​‌‍‌‌‌‍ ‍‌ ‌​​‍ ‌‍‌‌‌‍‌​‌‍‍‌‌ ‌​​‍ ‌‍ ‌‌‍ ‌‍‌​‌‍‌‌​ ‌‌ ​​‌ ​‍‌‍‌‌‌ ​ ‌‍‌‌‌‍ ‍‌ ‌​‌‍​‌‌ ‌​‌‍‍‌‌‍ ‌‍ ‍​ ‍ ‌‍‍‌‌‍‌​​ ‌​ ‍​​ ‌​​ ‍‌‌‍‌‍‌‍‌‌​ ‍‌​ ‍‌‌‍​‌​‍ ‌‌‍‌​​ ‍‌​ ‌​​ ‍​​‍ ‌​ ‌​​ ‍​‌‍​‌​ ‌​​‍ ‌​ ‍‌​ ​ ‌‍‌‌‌‍​ ​‍ ‌​ ‍‌​ ​​​ ​‌‌‍​‍​ ‍‌​ ‍​​ ‌​‌‍‌‍​ ‌ ‌‍​ ​ ‍​​ ​​​ ‍ ‌ ‌​‌ ‍‌‌ ​​‌‍‌‌​ ‌‌‍‍​‌‍ ‌ ‌​‌‍‌‌‌‍ ​‌‌​‍‌‍ ‌‍ ‌‍ ‌‌‌​ ‌ ‌‌‌‍‍‌‌ ‌​‌‍‌‌‌​​‌‌‍ ‌‌‍‌‌‌‍ ‍‌‍‍‌‌ ‌​‌ ‍‌​ ‍ ‌ ​​‌‍​‌‌ ‌​‌‍‍​​ ‌‌ ‌​‌‍‍‌‌ ‌​‌‍ ​‌‍‌‌​ ‌‍​‍‌‍​‌‌ ​ ‌‍‌‌‌‌‌‌‌ ​‍‌‍ ​​ ‌‌‍‍​‌ ‌​‌ ‌​‌ ​​‌ ​ ​‍‌‌​ ​ ‌​​‌​‍‌‌​ ​‍‌​‌‍​‍‌‌​ ​‍‌​‌‍‌‍ ​​‍ ‌‌‍​‌‌‍ ‍‌‍‌​​‍ ‌‌ ​‍​‍ ‌‌‍‍​‌‍ ‌ ‌​‌‍‌‌‌‍ ​‌ ​ ​‍ ‌‌ ​ ‌ ‌​‌ ‌‌‌‍‌​‌‍‍‌‌‍ ​‍ ‍‌ ‌‍‌‍‌‌‌ ​‍‌‍​ ‌‍‌‌‌‍ ​​‍ ‍‌‍​‌‌ ​​‌ ​​​‍‌‍‌‍‍‌‌‍‌​​ ‌​ ‍​​ ‌​​ ‍‌‌‍‌‍‌‍‌‌​ ‍‌​ ‍‌‌‍​‌​‍ ‌‌‍‌​​ ‍‌​ ‌​​ ‍​​‍ ‌​ ‌​​ ‍​‌‍​‌​ ‌​​‍ ‌​ ‍‌​ ​ ‌‍‌‌‌‍​ ​‍ ‌​ ‍‌​ ​​​ ​‌‌‍​‍​ ‍‌​ ‍​​ ‌​‌‍‌‍​ ‌ ‌‍​ ​ ‍​​ ​​​‍‌‍‌ ‌​‌ ‍‌‌ ​​‌‍‌‌​ ‌‌‍‍​‌‍ ‌ ‌​‌‍‌‌‌‍ ​‌‌​‍‌‍ ‌‍ ‌‍ ‌‌‌​ ‌ ‌‌‌‍‍‌‌ ‌​‌‍‌‌‌​​‌‌‍ ‌‌‍‌‌‌‍ ‍‌‍‍‌‌ ‌​‌ ‍‌​‍‌‍‌ ​​‌‍​‌‌ ‌​‌‍‍​​ ‌‌ ‌​‌‍‍‌‌ ‌​‌‍ ​‌‍‌‌​‍‌‍‌ ​​‌‍‌‌‌ ​‍‌ ​ ‌ ​​‌‍‌‌‌‍​ ‌ ‌​‌‍‍‌‌ ‌‍‌‍‌‌​ ‌‌ ​​‌ ‌‌‌‍​‍‌‍ ​‌‍‍‌‌ ​ ‌‍‍​‌‍‌‌‌‍‌​​‍​‍‌ ‌